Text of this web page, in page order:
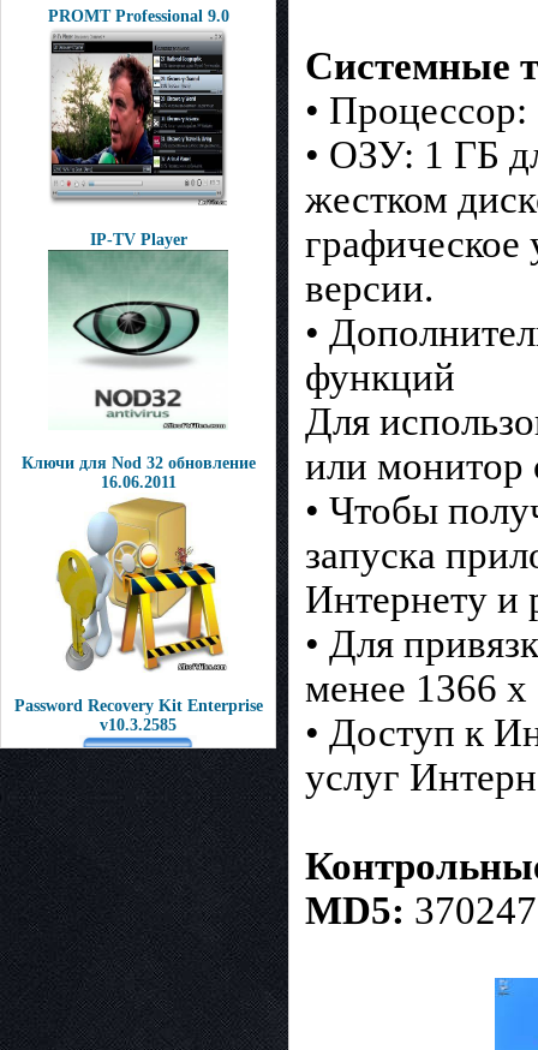
PROMT Professional 9.0
IP-TV Player
Ключи для Nod 32 обновление
16.06.2011
Password Recovery Kit Enterprise
v10.3.2585
Системные
•
• ОЗУ: 1 ГБ
жестком
версии.
•
функций
Для
или монитор
• Чтобы
запуска
Интернету и
• Для
менее 1366 x
• Доступ к
услуг
MD5: